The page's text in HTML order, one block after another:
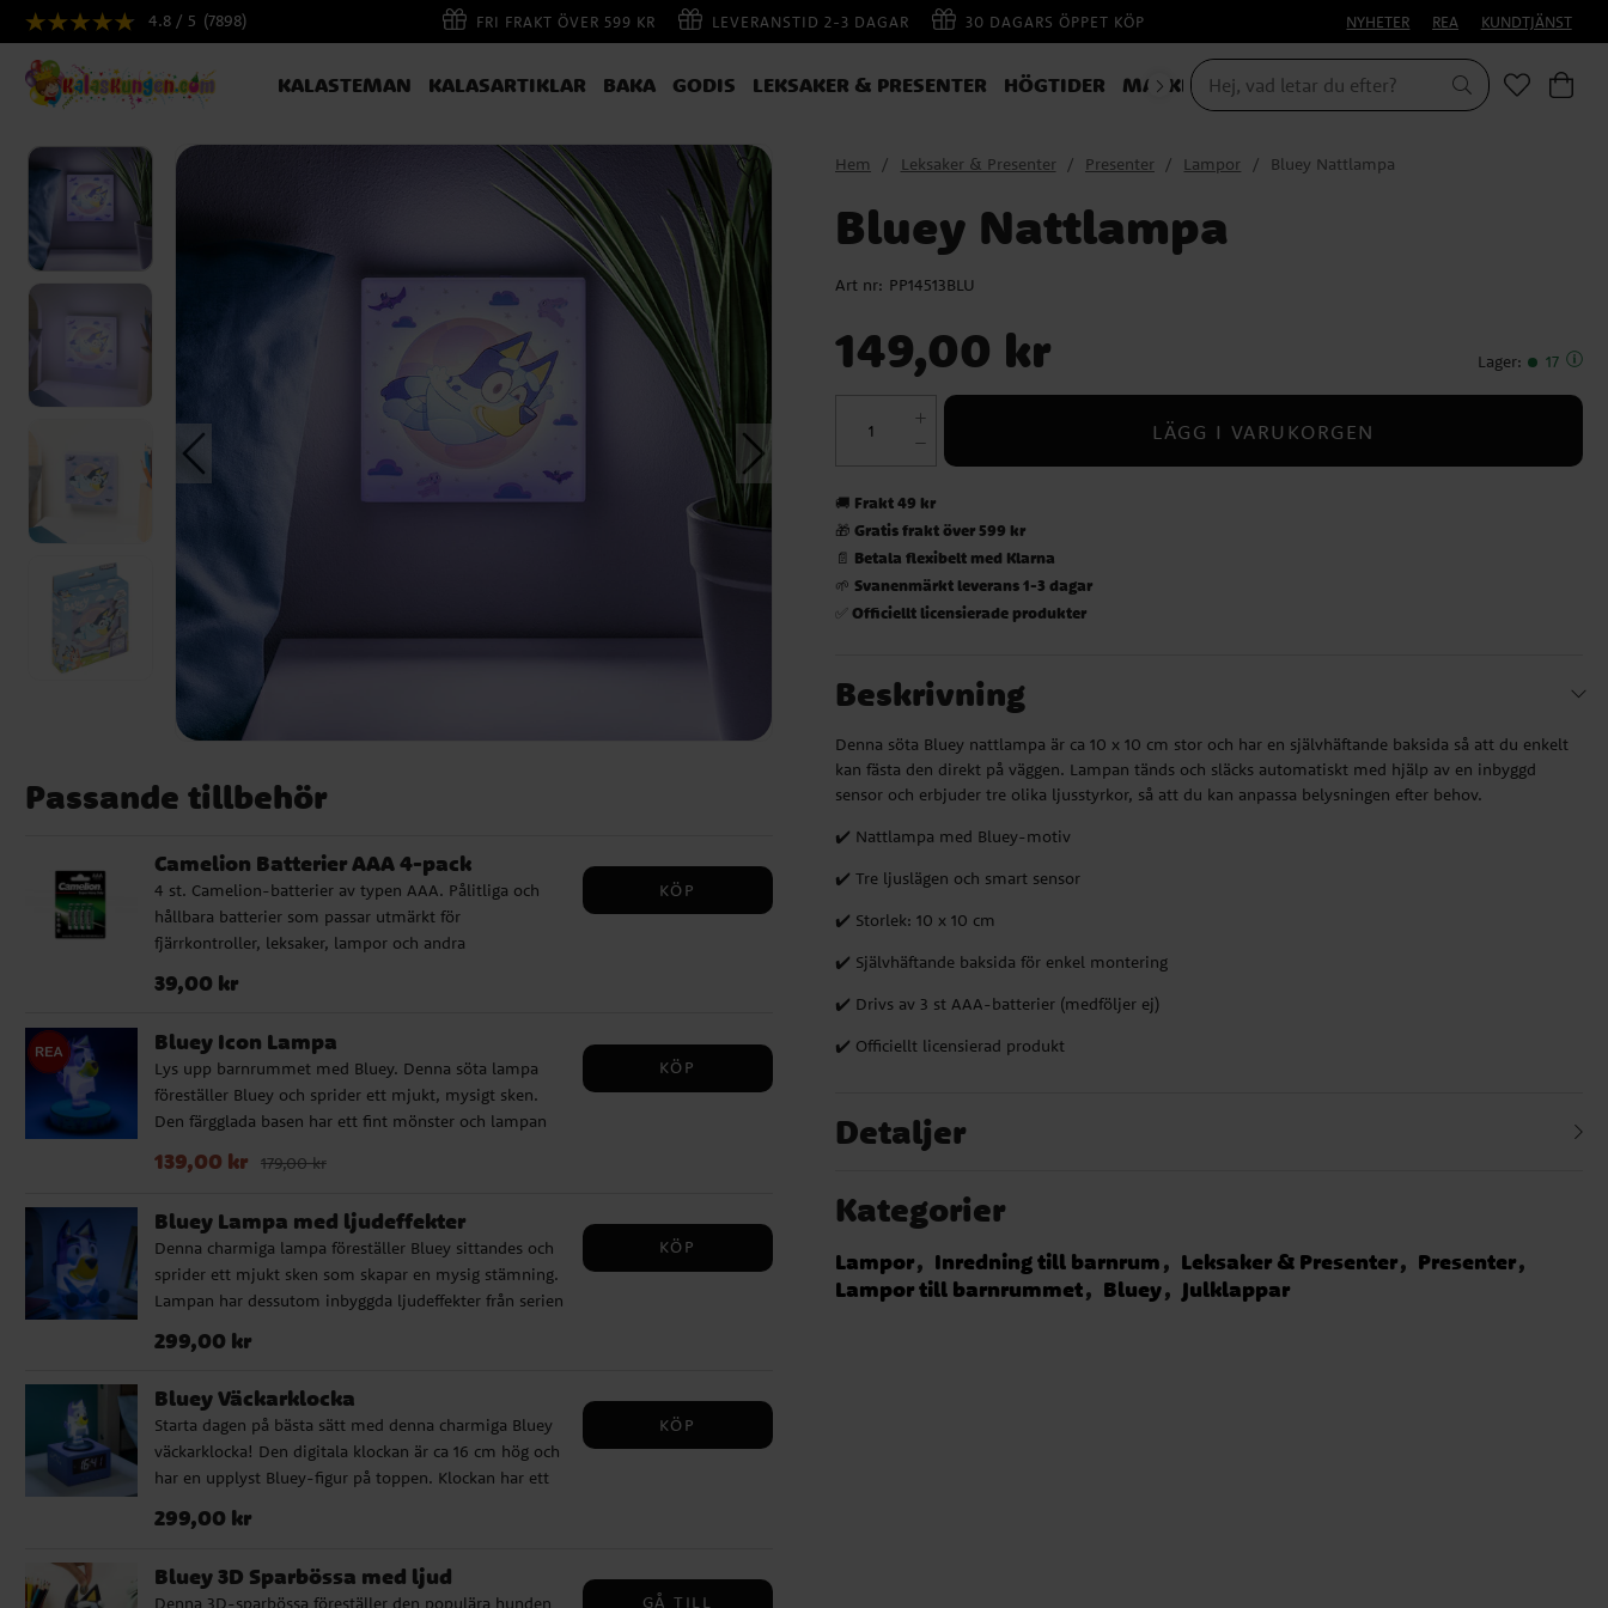
4.8 / 5 (7898) FRI FRAKT ÖVER 599 KR LEVERANSTID 2-3 DAGAR 30 DAGARS ÖPPET KÖP NYHETER REA KUNDTJÄNST
KALASTEMAN KALASARTIKLAR BAKA GODIS LEKSAKER & PRESENTER HÖGTIDER MASKERAD HALLOWEEN
Passande tillbehör
Camelion Batterier AAA 4-pack
4 st. Camelion-batterier av typen AAA. Pålitliga och
hållbara batterier som passar utmärkt för
fjärrkontroller, leksaker, lampor och andra
Pris :39,00 kr
39,00 kr
KÖP
Bluey Icon Lampa
Lys upp barnrummet med Bluey. Denna söta lampa
föreställer Bluey och sprider ett mjukt, mysigt sken.
Den färgglada basen har ett fint mönster och lampan
Tack vare sin kompakta storlek är den enkel att placera
lekhörnan. ✔️ Liten och trygg nattlampa med Bluey ✔️
Höjd: ca 11 cm ✔️ Drivs av 2 st AAA-batterier (ingår ej)
✔️ Officiellt licensierad produkt
Nuvarande pris:139,00 kr
139,00 kr 179,00 kr
KÖP
Bluey Lampa med ljudeffekter
Denna charmiga lampa föreställer Bluey sittandes och
sprider ett mjukt sken som skapar en mysig stämning.
Lampan har dessutom inbyggda ljudeffekter från serien
små fans. ✔️ Lampa med Bluey och ljudeffekter ✔️
✔️ Officiellt licensierad produkt
Pris: 299,00 kr
299,00 kr
KÖP
Bluey Väckarklocka
Starta dagen på bästa sätt med denna charmiga Bluey
väckarklocka! Den digitala klockan är ca 16 cm hög och
har en upplyst Bluey-figur på toppen. Klockan har ett
bara på Blueys huvud för att aktivera
dessutom nattljusfunktionen, perfekt för att sprida ett
Pris: 299,00 kr
299,00 kr
KÖP
Bluey 3D Sparbössa med ljud
Denna 3D-sparbössa föreställer den populära hunden
GÅ TILL
Hem Leksaker & Presenter Presenter Lampor Bluey Nattlampa
Bluey Nattlampa
Art nr: PP14513BLU
149,00 kr Lager: 17
LÄGG I VARUKORGEN
🚚 Frakt 49 kr
🎁Gratis frakt över 599 kr
📄 Betala flexibelt med Klarna
🌱Svanenmärkt leverans 1-3 dagar
✅Officiellt licensierade produkter
Beskrivning
Denna söta Bluey nattlampa är ca 10 x 10 cm stor och har en självhäftande baksida så att du enkelt
kan fästa den direkt på väggen. Lampan tänds och släcks automatiskt med hjälp av en inbyggd
sensor och erbjuder tre olika ljusstyrkor, så att du kan anpassa belysningen efter behov.
✔️ Nattlampa med Bluey-motiv
✔️ Tre ljuslägen och smart sensor
✔️ Storlek: 10 x 10 cm
✔️ Självhäftande baksida för enkel montering
✔️ Drivs av 3 st AAA-batterier (medföljer ej)
✔️ Officiellt licensierad produkt
Detaljer
Kategorier
Lampor Inredning till barnrum Leksaker & Presenter
Presenter
Lampor till barnrummet
Bluey Julklappar